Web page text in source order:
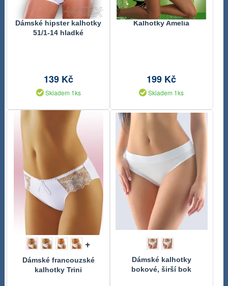
Dámské hipster kalhotky
51/1-14 hladké
139 Kč
Skladem 1ks
Kalhotky Amelia
199 Kč
Skladem 1ks
+
Dámské francouzské
kalhotky Trini
Dámské kalhotky
bokové, širší bok